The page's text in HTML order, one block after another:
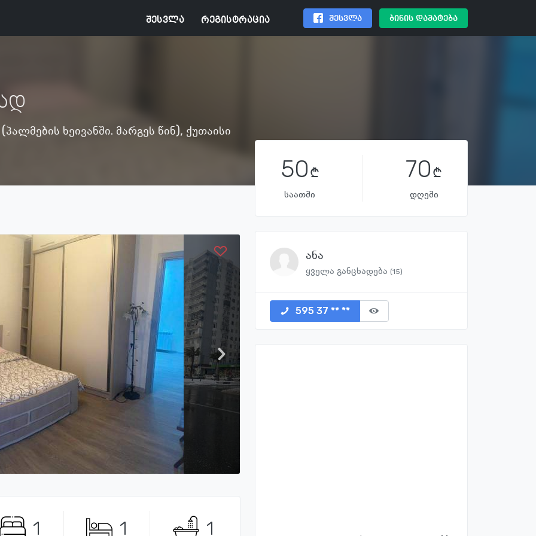
შესვლა რეგისტრაცია შესვლა ბინის დამატება
ხეივანში. მარგეს წინ), ქუთაისი
1 1 1
50
საათში
70
დღეში
ანა
ყველა განცხადება (15)
595 37 ** **